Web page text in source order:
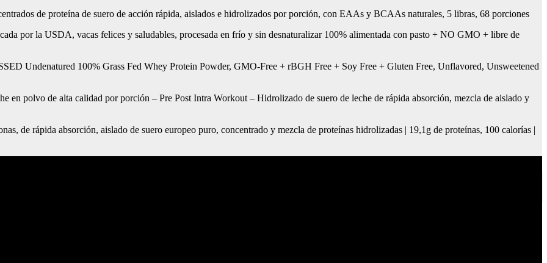
de proteína de suero de acción rápida, aislados e hidrolizados por porción, con EAAs y BCAAs naturales, 5 libras, 68 porciones
por la USDA, vacas felices y saludables, procesada en frío y sin desnaturalizar 100% alimentada con pasto + NO GMO + libre de
Undenatured 100% Grass Fed Whey Protein Powder, GMO-Free + rBGH Free + Soy Free + Gluten Free, Unflavored, Unsweetened
en polvo de alta calidad por porción – Pre Post Intra Workout – Hidrolizado de suero de leche de rápida absorción, mezcla de aislado y
de rápida absorción, aislado de suero europeo puro, concentrado y mezcla de proteínas hidrolizadas | 19,1g de proteínas, 100 calorías |